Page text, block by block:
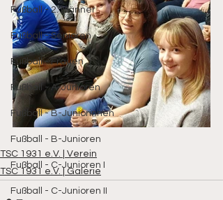
Fußball - 2. Männer
Fußball - Senioren
Fußball - Frauen
Fußball - A-Junioren
Fußball - B-Juniorinnen
Fußball - B-Junioren
Fußball - C-Junioren I
Fußball - C-Junioren II
TSC 1931 e.V. | Verein
TSC 1931 e.V. | Galerie